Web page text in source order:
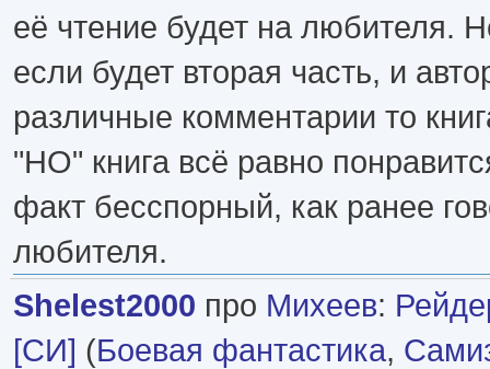
её чтение будет на любителя.
если будет вторая часть, и
различные комментарии то
"НО" книга всё равно
факт бесспорный, как ранее
любителя.
Shelest2000 про Михеев:
[СИ] (Боевая фантастика,